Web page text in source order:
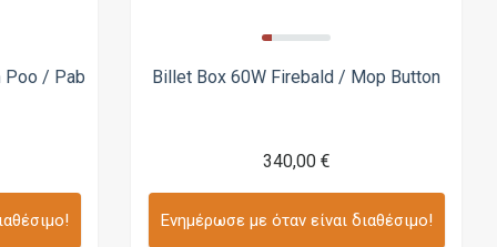
Poo / Pab Billet Box 60W Firebald / Mop Button
340,00 €
Ενημέρωσε με όταν είναι διαθέσιμο!